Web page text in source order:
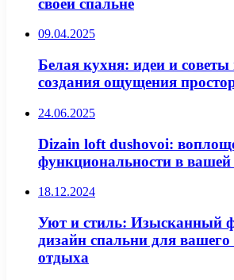
09.04.2025
Белая кухня: идеи и
создания ощущения
24.06.2025
Dizain loft dushovoi:
функциональности в
18.12.2024
Уют и стиль: Изысканный
дизайн спальни для
отдыха